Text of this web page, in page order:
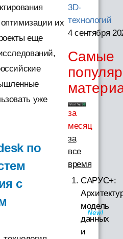
их
еще
уже
по
с
3D-
технологий
4 сентября
Самые
за
месяц
за
все
время
САРУС+:
модель
данных
и